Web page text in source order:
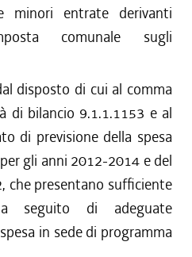
minori entrate derivanti
comunale sugli
disposto di cui al comma
di bilancio 9.1.1.1153 e al
di previsione della spesa
gli anni 2012-2014 e del
che presentano sufficiente
seguito di adeguate
in sede di programma